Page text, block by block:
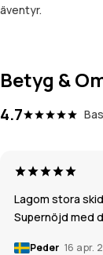
äventyr.
Betyg &
4.7
Lagom stora
Supernöjd med
Peder 16 apr.